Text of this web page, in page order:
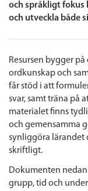
och språkligt fokus
och utveckla både
Resursen bygger
ordkunskap och
får stöd i att
svar, samt träna på
materialet finns
och gemensamma
synliggöra lärandet
skriftligt.
Dokumenten
grupp, tid och